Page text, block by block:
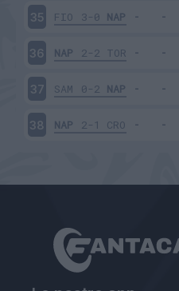
35 FIO 3-0 NAP
36 NAP 2-2 TOR
37 SAM 0-2 NAP
38 NAP 2-1 CRO